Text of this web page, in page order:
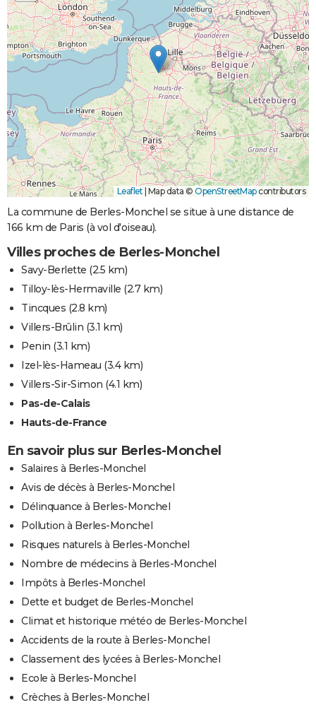
Leaflet Map data © OpenStreetMapcontributors
La commune de Berles-Monchel se situe à une distance de
166 km de Paris (à vol d'oiseau).
Villes proches de Berles-Monchel
Savy-Berlette (2.5 km)
Tilloy-lès-Hermaville (2.7 km)
Tincques (2.8 km)
Villers-Brûlin (3.1 km)
Penin (3.1 km)
Izel-lès-Hameau (3.4 km)
Villers-Sir-Simon (4.1 km)
Pas-de-Calais
Hauts-de-France
En savoir plus sur Berles-Monchel
Salaires à Berles-Monchel
Avis de décès à Berles-Monchel
Délinquance à Berles-Monchel
Pollution à Berles-Monchel
Risques naturels à Berles-Monchel
Nombre de médecins à Berles-Monchel
Impôts à Berles-Monchel
Dette et budget de Berles-Monchel
Climat et historique météo de Berles-Monchel
Accidents de la route à Berles-Monchel
Classement des lycées à Berles-Monchel
Ecole à Berles-Monchel
Crèches à Berles-Monchel